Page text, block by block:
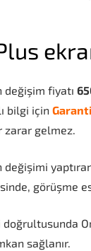
değişim fiyatı
bilgi için
zarar gelmez.
değişimi
görüşme
sağlanır.